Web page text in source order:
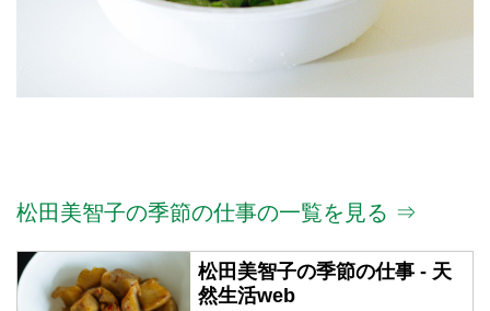
松田美智子の季節の仕事の一覧を見る ⇒
松田美智子の季節の仕事 - 天
然生活web